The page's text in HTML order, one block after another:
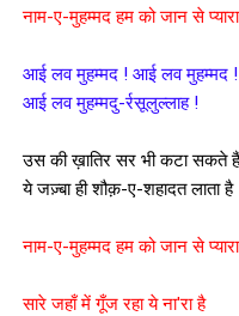
नाम-ए-मुहम्मद हम को जान से
आई लव मुहम्मद ! आई लव मुहम्मद !
आई लव मुहम्मदु-र्रसूलुल्लाह !
उस की ख़ातिर सर भी कटा सकते
ये जज़्बा ही शौक़-ए-शहादत लाता है
नाम-ए-मुहम्मद हम को जान से
सारे जहाँ में गूँज रहा ये ना'रा है